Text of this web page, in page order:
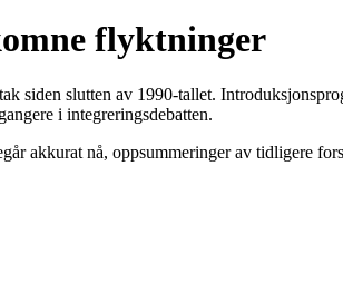
flyktninger
siden slutten av 1990-tallet.
i integreringsdebatten.
akkurat nå, oppsummeringer av tidligere